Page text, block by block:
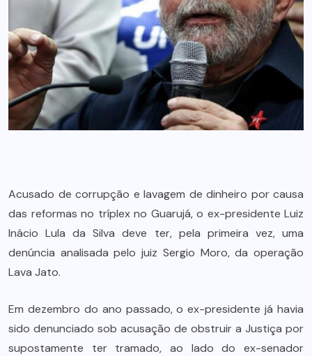
Acusado de corrupção e lavagem de dinheiro por causa
das reformas no tríplex no Guarujá, o ex-presidente Luiz
Inácio Lula da Silva deve ter, pela primeira vez, uma
denúncia analisada pelo juiz Sergio Moro, da operação
Lava Jato.
Em dezembro do ano passado, o ex-presidente já havia
sido denunciado sob acusação de obstruir a Justiça por
supostamente ter tramado, ao lado do ex-senador